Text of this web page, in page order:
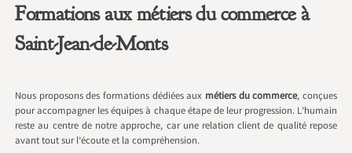
Formations aux métiers du commerce à
Saint-Jean-de-Monts
Nous proposons des formations dédiées aux métiers du commerce, conçues
pour accompagner les équipes à chaque étape de leur progression. L’humain
reste au centre de notre approche, car une relation client de qualité repose
avant tout sur l’écoute et la compréhension.